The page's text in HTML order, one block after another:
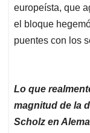
europeísta, que
el bloque
puentes con los
Lo que
magnitud de la
Scholz en